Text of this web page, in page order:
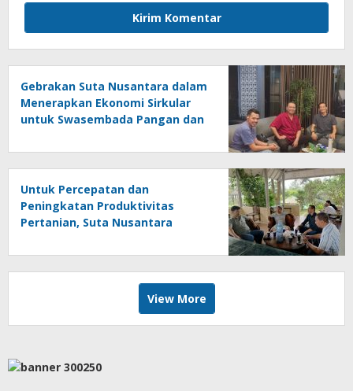
Gebrakan Suta Nusantara dalam
Menerapkan Ekonomi Sirkular
untuk Swasembada Pangan dan
Untuk Percepatan dan
Peningkatan Produktivitas
Pertanian, Suta Nusantara
Biotek
View More